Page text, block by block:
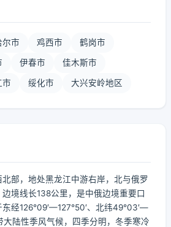
尔市 鸡西市 鹤岗市
伊春市 佳木斯市
市 绥化市 大兴安岭地区
部，地处黑龙江中游右岸，北与俄罗
境线长138公里，是中俄边境重要口
经126°09′—127°50′、北纬49°03′—
大陆性季风气候，四季分明，冬季寒冷